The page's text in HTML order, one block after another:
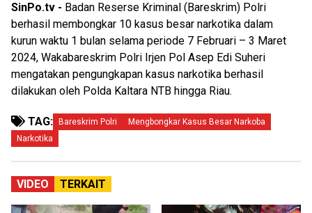
SinPo.tv - Badan Reserse Kriminal (Bareskrim) Polri
berhasil membongkar 10 kasus besar narkotika dalam
kurun waktu 1 bulan selama periode 7 Februari – 3 Maret
2024, Wakabareskrim Polri Irjen Pol Asep Edi Suheri
mengatakan pengungkapan kasus narkotika berhasil
dilakukan oleh Polda Kaltara NTB hingga Riau.
TAG: Bareskrim Polri
Mengbongkar Kasus Besar Narkoba
Narkotika
VIDEO TERKAIT